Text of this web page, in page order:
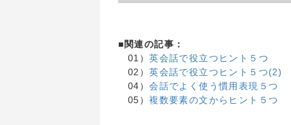
■関連の記事：
01）英会話で役立つヒント５つ
02）英会話で役立つヒント５つ(2)
04）会話でよく使う慣用表現５つ
05）複数要素の文からヒント５つ